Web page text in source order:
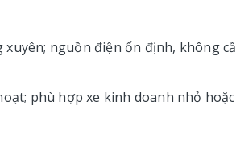
nguồn điện ổn định, không
phù hợp xe kinh doanh nhỏ